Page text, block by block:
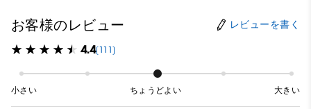
お客様のレビュー レビューを書く
4.4(111)
小さい ちょうどよい 大きい